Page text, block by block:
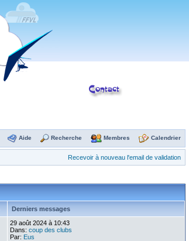
Aide Recherche Membres Calendrier
Recevoir à nouveau l'email de validation
Derniers messages
29 août 2024 à 10:43
Dans: coup des clubs
Par: Eus